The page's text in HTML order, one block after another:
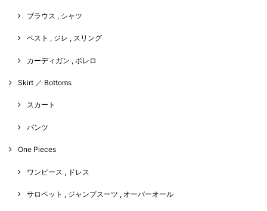
ブラウス , シャツ
ベスト , ジレ , スリング
カーディガン , ボレロ
Skirt ／ Bottoms
スカート
パンツ
One Pieces
ワンピース , ドレス
サロペット , ジャンプスーツ , オーバーオール